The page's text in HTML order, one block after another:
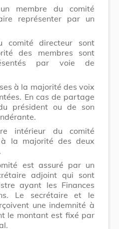
membre du comité
représenter par un
comité directeur sont
des membres sont
par voie de
à la majorité des voix
En cas de partage
président ou de son
intérieur du comité
la majorité des deux
est assuré par un
adjoint qui sont
ayant les Finances
Le secrétaire et le
une indemnité à
le montant est fixé par